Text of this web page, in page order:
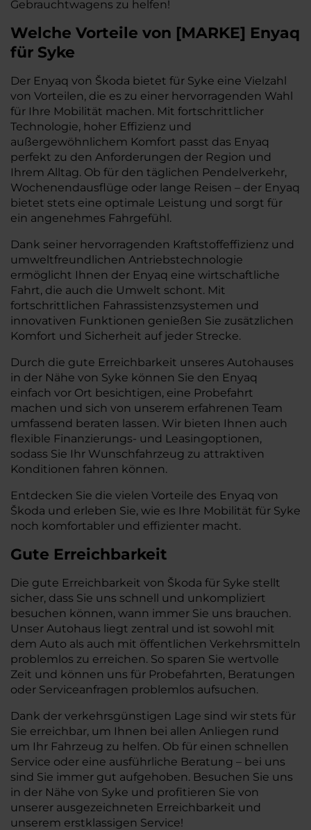
Gebrauchtwagens zu helfen!
Welche Vorteile von [MARKE] Enyaq
für Syke
Der Enyaq von Škoda bietet für Syke eine Vielzahl
von Vorteilen, die es zu einer hervorragenden Wahl
für Ihre Mobilität machen. Mit fortschrittlicher
Technologie, hoher Effizienz und
außergewöhnlichem Komfort passt das Enyaq
perfekt zu den Anforderungen der Region und
Ihrem Alltag. Ob für den täglichen Pendelverkehr,
Wochenendausflüge oder lange Reisen – der Enyaq
bietet stets eine optimale Leistung und sorgt für
ein angenehmes Fahrgefühl.
Dank seiner hervorragenden Kraftstoffeffizienz und
umweltfreundlichen Antriebstechnologie
ermöglicht Ihnen der Enyaq eine wirtschaftliche
Fahrt, die auch die Umwelt schont. Mit
fortschrittlichen Fahrassistenzsystemen und
innovativen Funktionen genießen Sie zusätzlichen
Komfort und Sicherheit auf jeder Strecke.
Durch die gute Erreichbarkeit unseres Autohauses
in der Nähe von Syke können Sie den Enyaq
einfach vor Ort besichtigen, eine Probefahrt
machen und sich von unserem erfahrenen Team
umfassend beraten lassen. Wir bieten Ihnen auch
flexible Finanzierungs- und Leasingoptionen,
sodass Sie Ihr Wunschfahrzeug zu attraktiven
Konditionen fahren können.
Entdecken Sie die vielen Vorteile des Enyaq von
Škoda und erleben Sie, wie es Ihre Mobilität für Syke
noch komfortabler und effizienter macht.
Gute Erreichbarkeit
Die gute Erreichbarkeit von Škoda für Syke stellt
sicher, dass Sie uns schnell und unkompliziert
besuchen können, wann immer Sie uns brauchen.
Unser Autohaus liegt zentral und ist sowohl mit
dem Auto als auch mit öffentlichen Verkehrsmitteln
problemlos zu erreichen. So sparen Sie wertvolle
Zeit und können uns für Probefahrten, Beratungen
oder Serviceanfragen problemlos aufsuchen.
Dank der verkehrsgünstigen Lage sind wir stets für
Sie erreichbar, um Ihnen bei allen Anliegen rund
um Ihr Fahrzeug zu helfen. Ob für einen schnellen
Service oder eine ausführliche Beratung – bei uns
sind Sie immer gut aufgehoben. Besuchen Sie uns
in der Nähe von Syke und profitieren Sie von
unserer ausgezeichneten Erreichbarkeit und
unserem erstklassigen Service!